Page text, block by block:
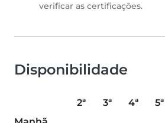
verificar as certificações.
Disponibilidade
2ª 3ª 4ª 5ª